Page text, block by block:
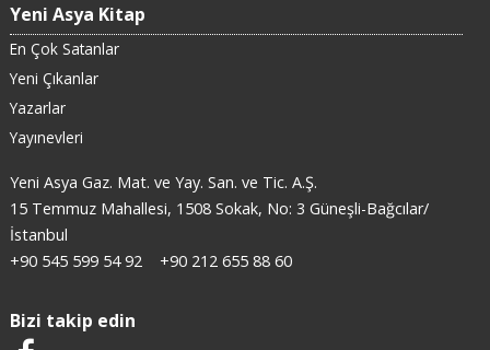
Yeni Asya Kitap
En Çok Satanlar
Yeni Çıkanlar
Yazarlar
Yayınevleri
Yeni Asya Gaz. Mat. ve Yay. San. ve Tic. A.Ş.
15 Temmuz Mahallesi, 1508 Sokak, No: 3 Güneşli-Bağcılar/
İstanbul
+90 545 599 54 92
+90 212 655 88 60
Bizi takip edin